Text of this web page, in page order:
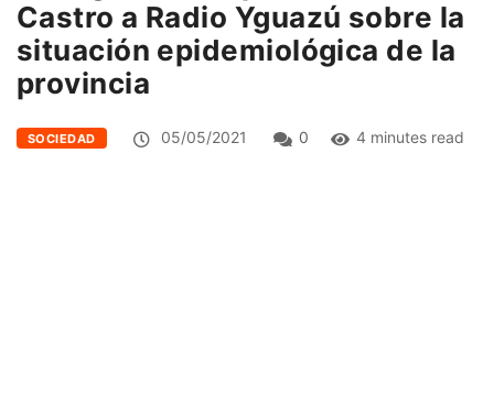
Castro a Radio Yguazú sobre la
situación epidemiológica de la
provincia
SOCIEDAD 05/05/2021 0 4 minutes read